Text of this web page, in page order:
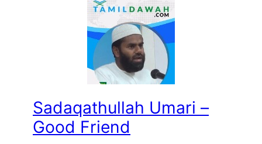
Sadaqathullah Umari –
Good Friend